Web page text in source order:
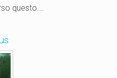
questo …